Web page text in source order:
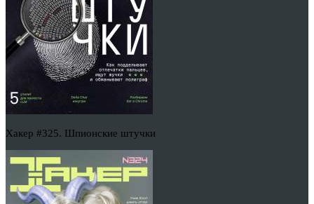
Хакер #325. Шпионские штучки